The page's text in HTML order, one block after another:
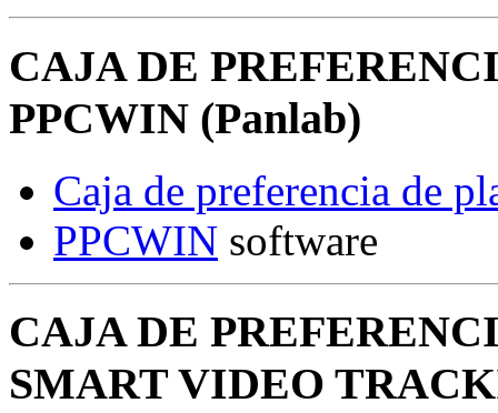
CAJA DE
PPCWIN (Panlab)
Caja de preferencia de
PPCWIN software
CAJA DE
SMART VIDEO